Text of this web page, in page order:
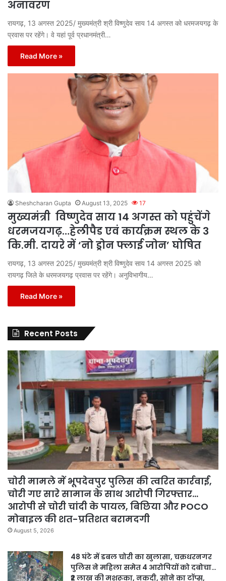
अनावरण
रायगढ़, 13 अगस्त 2025/ मुख्यमंत्री श्री विष्णुदेव साय 14 अगस्त को धरमजयगढ़ के
प्रवास पर रहेंगे। वे यहां पूर्व प्रधानमंत्री…
Read More »
Sheshcharan Gupta August 13, 2025 17
मुख्यमंत्री विष्णुदेव साय 14 अगस्त को पहुंचेंगे
धरमजयगढ़…हेलीपैड एवं कार्यक्रम स्थल के 3
कि.मी. दायरे में ‘नो ड्रोन फ्लाई जोन’ घोषित
रायगढ़, 13 अगस्त 2025/ मुख्यमंत्री श्री विष्णुदेव साय 14 अगस्त 2025 को
रायगढ़ जिले के धरमजयगढ़ प्रवास पर रहेंगे। अनुविभागीय…
Read More »
Recent Posts
चोरी मामले में भूपदेवपुर पुलिस की त्वरित कार्रवाई,
चोरी गए सारे सामान के साथ आरोपी गिरफ्तार…
आरोपी से चोरी चांदी के पायल, बिछिया और POCO
मोबाइल की शत-प्रतिशत बरामदगी
August 5, 2026
48 घंटे में डबल चोरी का खुलासा, चक्रधरनगर
पुलिस ने महिला समेत 4 आरोपियों को दबोचा…
₹2 लाख की मशरूका, नकदी, सोने का टॉप्स,